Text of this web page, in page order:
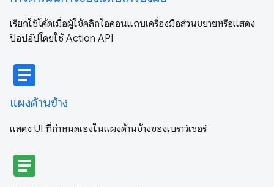
เรียกใช้โค้ดเมื่อผู้ใช้คลิกไอคอนแถบเครื่องมือส่วนขยายหรือแสดง
ป๊อปอัปโดยใช้ Action API
article
แผงด้านข้าง
แสดง UI ที่กําหนดเองในแผงด้านข้างของเบราว์เซอร์
article